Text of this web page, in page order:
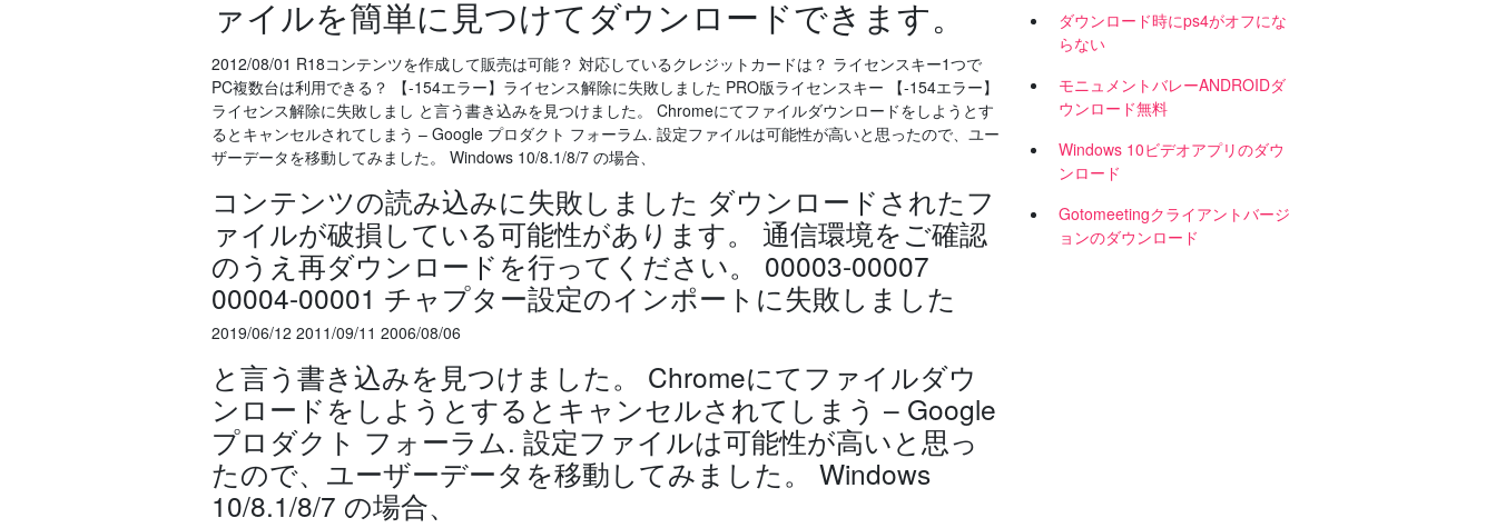
ァイルを簡単に見つけてダウンロードできます。
2012/08/01 R18コンテンツを作成して販売は可能？ 対応しているクレジットカードは？ ライセンスキー1つで
PC複数台は利用できる？ 【-154エラー】ライセンス解除に失敗しました PRO版ライセンスキー 【-154エラー】
ライセンス解除に失敗しまし と言う書き込みを見つけました。 Chromeにてファイルダウンロードをしようとす
るとキャンセルされてしまう – Google プロダクト フォーラム. 設定ファイルは可能性が高いと思ったので、ユー
ザーデータを移動してみました。 Windows 10/8.1/8/7 の場合、
コンテンツの読み込みに失敗しました ダウンロードされたフ
ァイルが破損している可能性があります。 通信環境をご確認
のうえ再ダウンロードを行ってください。 00003-00007
00004-00001 チャプター設定のインポートに失敗しました
2019/06/12 2011/09/11 2006/08/06
と言う書き込みを見つけました。 Chromeにてファイルダウ
ンロードをしようとするとキャンセルされてしまう – Google
プロダクト フォーラム. 設定ファイルは可能性が高いと思っ
たので、ユーザーデータを移動してみました。 Windows
10/8.1/8/7 の場合、
ダウンロード時にps4がオフにな
らない
モニュメントバレーANDROIDダ
ウンロード無料
Windows 10ビデオアプリのダウ
ンロード
Gotomeetingクライアントバージ
ョンのダウンロード